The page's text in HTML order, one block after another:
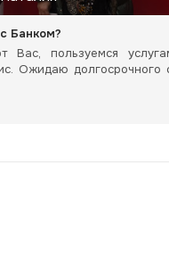
Банком?
Вас, пользуемся
Ожидаю долгосрочного